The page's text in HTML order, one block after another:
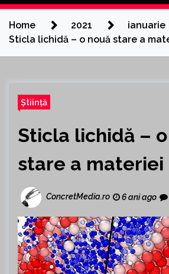
Home 2021 ianuarie
Sticla lichidă – o nouă stare a
Știință
Sticla lichidă –
stare a materiei
ConcretMedia.ro 6 ani ago